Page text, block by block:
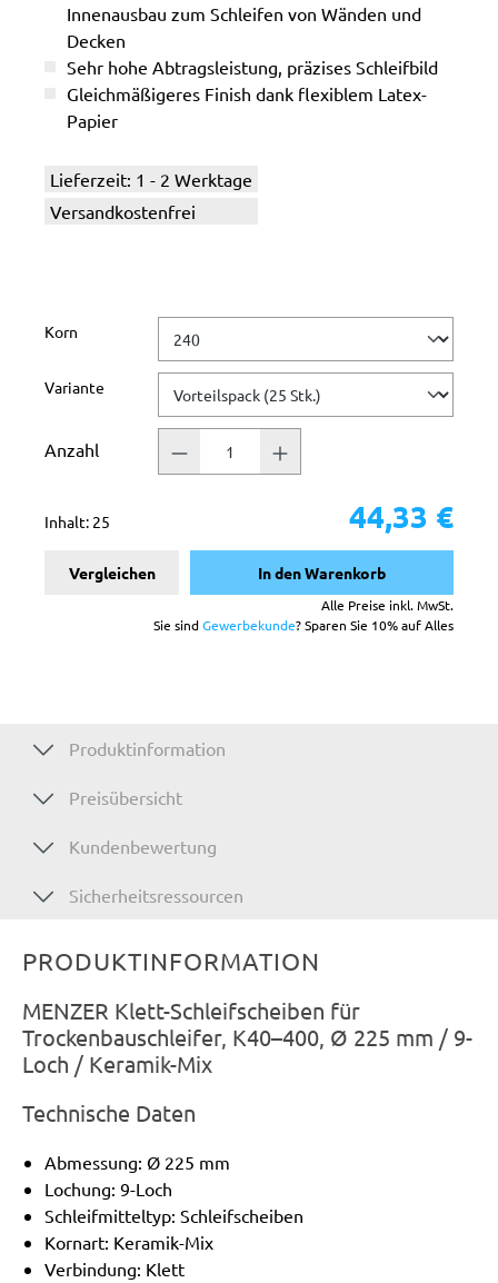
Innenausbau zum Schleifen von Wänden und
Decken
Sehr hohe Abtragsleistung, präzises Schleifbild
Gleichmäßigeres Finish dank flexiblem Latex-
Papier
Lieferzeit: 1 - 2 Werktage
Versandkostenfrei
Korn
Variante auswählen
Anzahl
Inhalt: 25 44,33 €
Vergleichen In den Warenkorb
Alle Preise inkl. MwSt.
Sie sindGewerbekunde? Sparen Sie 10% auf Alles
Produktinformation
Preisübersicht
Kundenbewertung
Sicherheitsressourcen
PRODUKTINFORMATION
MENZER Klett-Schleifscheiben für
Trockenbauschleifer, K40–400, Ø 225 mm / 9-
Loch / Keramik-Mix
Technische Daten
Abmessung: Ø 225 mm
Lochung: 9-Loch
Schleifmitteltyp: Schleifscheiben
Kornart: Keramik-Mix
Verbindung: Klett